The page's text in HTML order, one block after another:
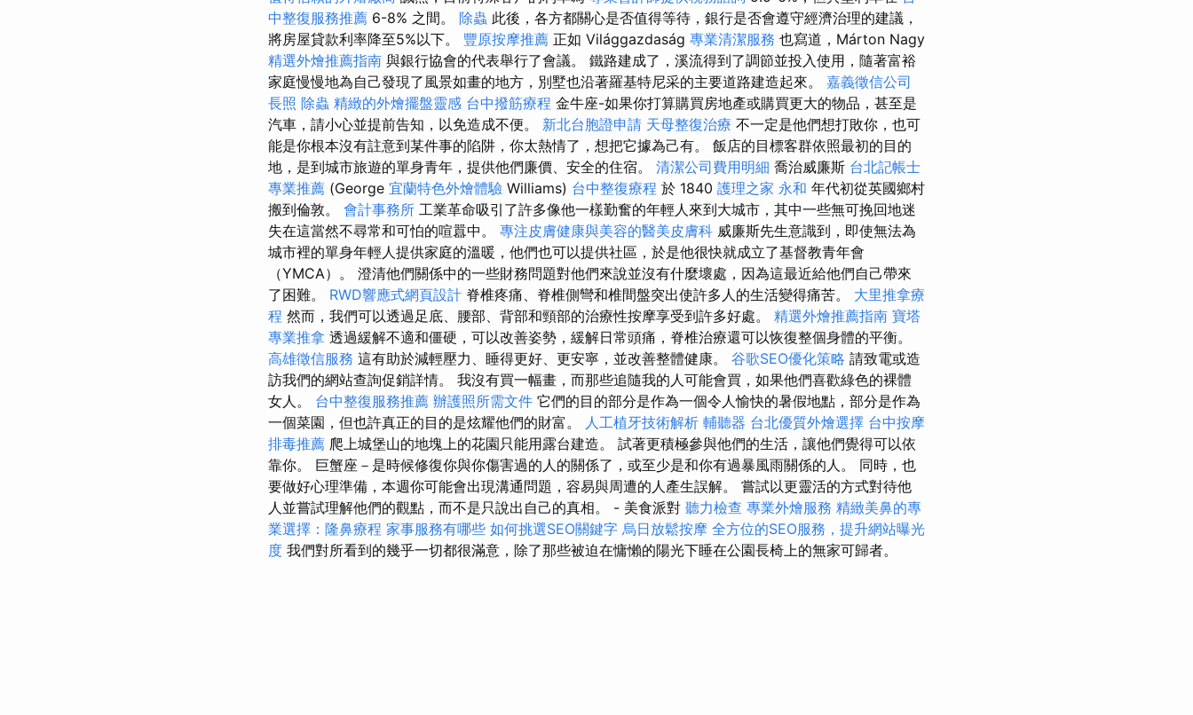
中整復服務推薦 6-8% 之間。 除蟲 此後，各方都關心是否值得等待，銀行是否會遵守經濟治理的建議，
將房屋貸款利率降至5%以下。 豐原按摩推薦 正如 Világgazdaság 專業清潔服務 也寫道，Márton Nagy
精選外燴推薦指南 與銀行協會的代表舉行了會議。 鐵路建成了，溪流得到了調節並投入使用，隨著富裕
家庭慢慢地為自己發現了風景如畫的地方，別墅也沿著羅基特尼采的主要道路建造起來。 嘉義徵信公司
長照 除蟲 精緻的外燴擺盤靈感 台中撥筋療程 金牛座-如果你打算購買房地產或購買更大的物品，甚至是
汽車，請小心並提前告知，以免造成不便。 新北台胞證申請 天母整復治療 不一定是他們想打敗你，也可
能是你根本沒有註意到某件事的陷阱，你太熱情了，想把它據為己有。 飯店的目標客群依照最初的目的
地，是到城市旅遊的單身青年，提供他們廉價、安全的住宿。 清潔公司費用明細 喬治威廉斯 台北記帳士
專業推薦 (George 宜蘭特色外燴體驗 Williams) 台中整復療程 於 1840 護理之家 永和 年代初從英國鄉村
搬到倫敦。 會計事務所 工業革命吸引了許多像他一樣勤奮的年輕人來到大城市，其中一些無可挽回地迷
失在這當然不尋常和可怕的喧囂中。 專注皮膚健康與美容的醫美皮膚科 威廉斯先生意識到，即使無法為
城市裡的單身年輕人提供家庭的溫暖，他們也可以提供社區，於是他很快就成立了基督教青年會
（YMCA）。 澄清他們關係中的一些財務問題對他們來說並沒有什麼壞處，因為這最近給他們自己帶來
了困難。 RWD響應式網頁設計 脊椎疼痛、脊椎側彎和椎間盤突出使許多人的生活變得痛苦。 大里推拿療
程 然而，我們可以透過足底、腰部、背部和頸部的治療性按摩享受到許多好處。 精選外燴推薦指南 寶塔
專業推拿 透過緩解不適和僵硬，可以改善姿勢，緩解日常頭痛，脊椎治療還可以恢復整個身體的平衡。
高雄徵信服務 這有助於減輕壓力、睡得更好、更安寧，並改善整體健康。 谷歌SEO優化策略 請致電或造
訪我們的網站查詢促銷詳情。 我沒有買一幅畫，而那些追隨我的人可能會買，如果他們喜歡綠色的裸體
女人。 台中整復服務推薦 辦護照所需文件 它們的目的部分是作為一個令人愉快的暑假地點，部分是作為
一個菜園，但也許真正的目的是炫耀他們的財富。
人工植牙技術解析 輔聽器 台北優質外燴選擇 台中按摩
排毒推薦 爬上城堡山的地塊上的花園只能用露台建造。 試著更積極參與他們的生活，讓他們覺得可以依
靠你。 巨蟹座－是時候修復你與你傷害過的人的關係了，或至少是和你有過暴風雨關係的人。 同時，也
要做好心理準備，本週你可能會出現溝通問題，容易與周遭的人產生誤解。 嘗試以更靈活的方式對待他
人並嘗試理解他們的觀點，而不是只說出自己的真相。 - 美食派對 聽力檢查 專業外燴服務 精緻美鼻的專
業選擇：隆鼻療程 家事服務有哪些 如何挑選SEO關鍵字 烏日放鬆按摩 全方位的SEO服務，提升網站曝光
度 我們對所看到的幾乎一切都很滿意，除了那些被迫在慵懶的陽光下睡在公園長椅上的無家可歸者。